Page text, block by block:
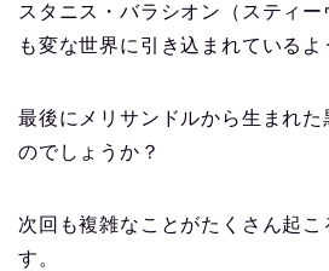
スタニス・バラシオン（スティー
も変な世界に引き込まれているよ
最後にメリサンドルから生まれた
のでしょうか？
次回も複雑なことがたくさん起こ
す。